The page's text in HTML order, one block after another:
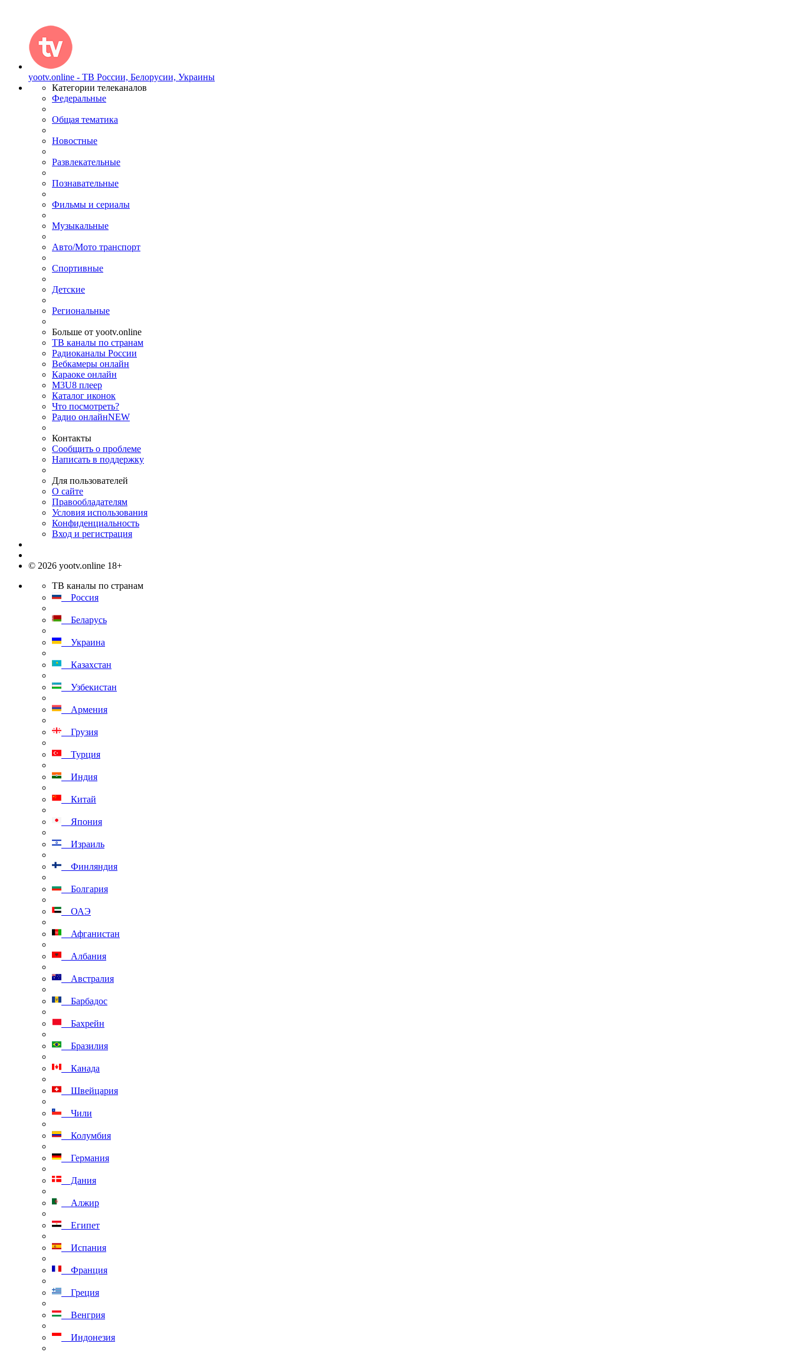
yootv.online - ТВ России, Белорусии, Украины
Категории телеканалов
Федеральные
Общая тематика
Новостные
Развлекательные
Познавательные
Фильмы и сериалы
Музыкальные
Авто/Мото транспорт
Спортивные
Детские
Региональные
Больше от yootv.online
ТВ каналы по странам
Радиоканалы России
Вебкамеры онлайн
Караоке онлайн
M3U8 плеер
Каталог иконок
Что посмотреть?
Радио онлайнNEW
Контакты
Сообщить о проблеме
Написать в поддержку
Для пользователей
О сайте
Правообладателям
Условия использования
Конфиденциальность
Вход и регистрация
© 2026 yootv.online 18+
ТВ каналы по странам
Россия
Беларусь
Украина
Казахстан
Узбекистан
Армения
Грузия
Турция
Индия
Китай
Япония
Израиль
Финляндия
Болгария
ОАЭ
Афганистан
Албания
Австралия
Барбадос
Бахрейн
Бразилия
Канада
Швейцария
Чили
Колумбия
Германия
Дания
Алжир
Египет
Испания
Франция
Греция
Венгрия
Индонезия